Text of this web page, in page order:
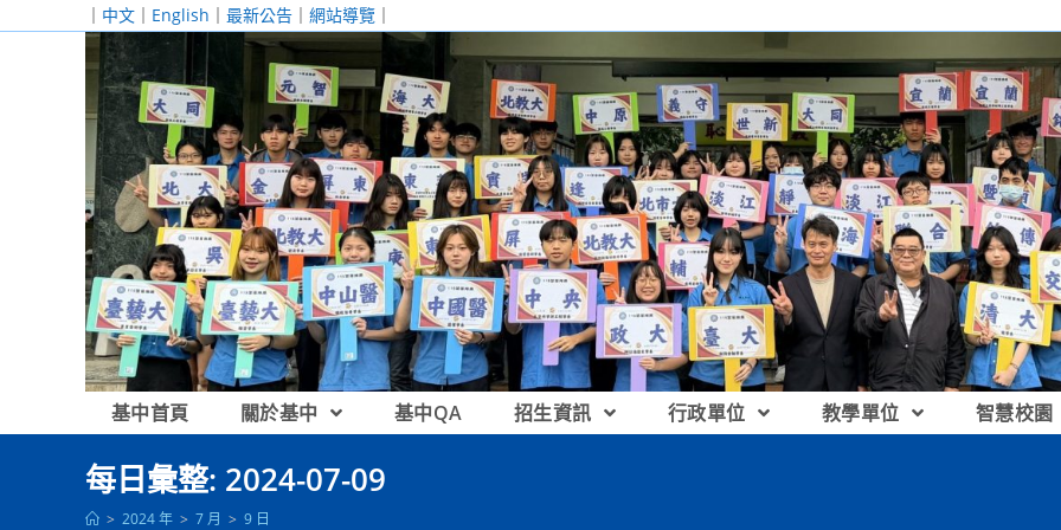
｜ 中文 ｜ English ｜ 最新公告 ｜ 網站導覽 ｜
基中首頁 關於基中 基中QA 招生資訊 行政單位 教學單位 智慧校園
每日彙整: 2024-07-09
> 2024 年 > 7 月 > 9 日